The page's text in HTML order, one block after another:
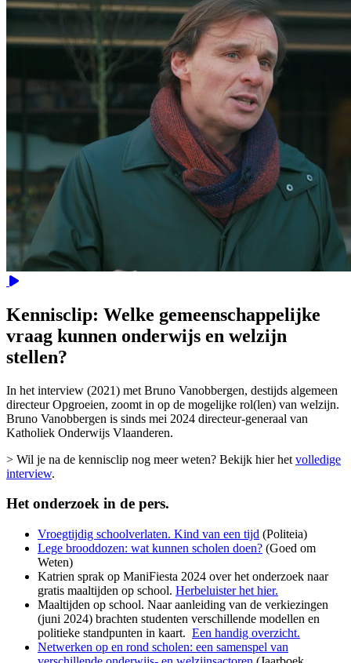
Video
Kennisclip: Welke gemeenschappelijke
vraag kunnen onderwijs en welzijn
stellen?
In het interview (2021) met Bruno Vanobbergen, destijds algemeen
directeur Opgroeien, zoomt in op de mogelijke rol(len) van welzijn.
Bruno Vanobbergen is sinds mei 2024 directeur-generaal van
Katholiek Onderwijs Vlaanderen.
> Wil je na de kennisclip nog meer weten? Bekijk hier het volledige
interview.
Het onderzoek in de pers.
Vroegtijdig schoolverlaten. Kind van een tijd (Politeia)
Lege brooddozen: wat kunnen scholen doen? (Goed om
Weten)
Katrien sprak op ManiFiesta 2024 over het onderzoek naar
gratis maaltijden op school. Herbeluister het hier.
Maaltijden op school. Naar aanleiding van de verkiezingen
(juni 2024) brachten studenten verschillende modellen en
politieke standpunten in kaart. Een handig overzicht.
Netwerken op en rond scholen: een samenspel van